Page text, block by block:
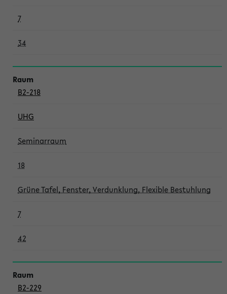
7
34
B2-218
UHG
Seminarraum
18
Grüne Tafel, Fenster, Verdunklung, Flexible Bestuhlung
7
42
B2-229